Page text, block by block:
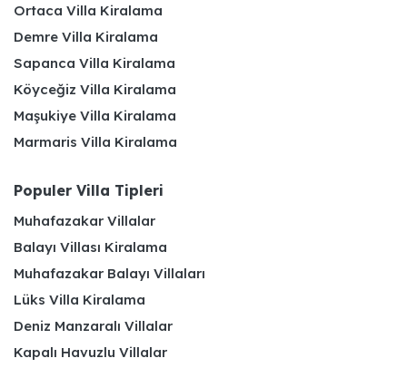
Ortaca Villa Kiralama
Demre Villa Kiralama
Sapanca Villa Kiralama
Köyceğiz Villa Kiralama
Maşukiye Villa Kiralama
Marmaris Villa Kiralama
Populer Villa Tipleri
Muhafazakar Villalar
Balayı Villası Kiralama
Muhafazakar Balayı Villaları
Lüks Villa Kiralama
Deniz Manzaralı Villalar
Kapalı Havuzlu Villalar